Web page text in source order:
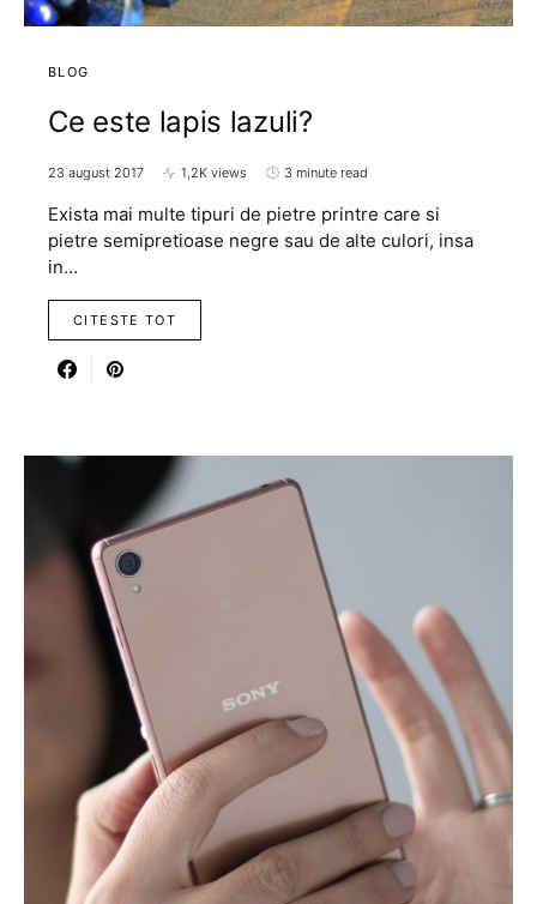
BLOG
Ce este lapis lazuli?
23 august 2017 1,2K views 3 minute read
Exista mai multe tipuri de pietre printre care si
pietre semipretioase negre sau de alte culori, insa
in…
CITESTE TOT